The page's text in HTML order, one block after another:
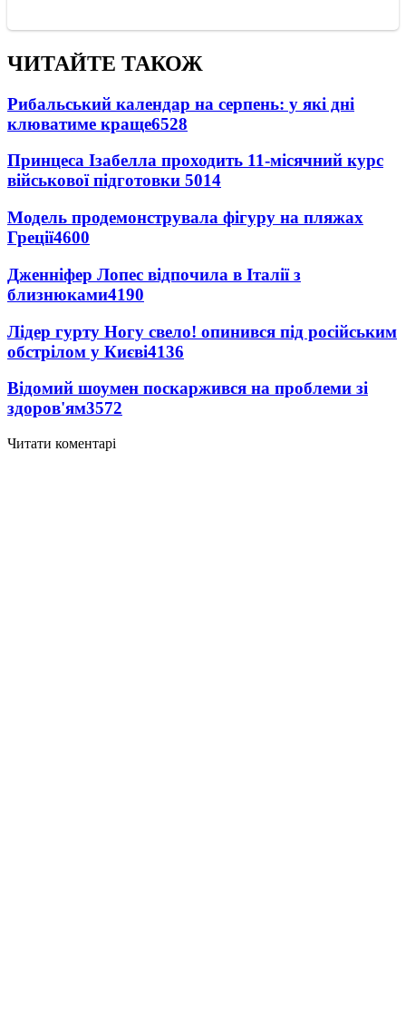
ЧИТАЙТЕ ТАКОЖ
Рибальський календар на серпень: у які дні
клюватиме краще6528
Принцеса Ізабелла проходить 11-місячний курс
військової підготовки 5014
Модель продемонструвала фігуру на пляжах
Греції4600
Дженніфер Лопес відпочила в Італії з
близнюками4190
Лідер гурту Ногу свело! опинився під російським
обстрілом у Києві4136
Відомий шоумен поскаржився на проблеми зі
здоров'ям3572
Читати коментарі